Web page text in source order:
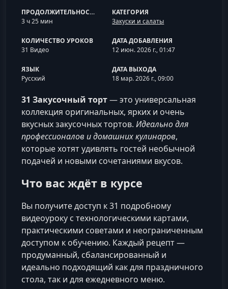
ПРОДОЛЖИТЕЛЬНОСТЬ
3 ч 25 мин
КАТЕГОРИЯ
Закуски и салаты
КОЛИЧЕСТВО УРОКОВ
31 Видео
ДАТА ДОБАВЛЕНИЯ
12 июн. 2026 г., 01:47
ЯЗЫК
Русский
ДАТА ВЫХОДА
18 мар. 2026 г., 09:00
31 Закусочный торт— это универсальная
коллекция оригинальных, ярких и очень
вкусных закусочных тортов. Идеально для
профессионалов и домашних кулинаров,
которые хотят удивлять гостей необычной
подачей и новыми сочетаниями вкусов.
Что вас ждёт в курсе
Вы получите доступ к 31 подробному
видеоуроку с технологическими картами,
практическими советами и неограниченным
доступом к обучению. Каждый рецепт —
продуманный, сбалансированный и
идеально подходящий как для праздничного
стола, так и для ежедневного меню.